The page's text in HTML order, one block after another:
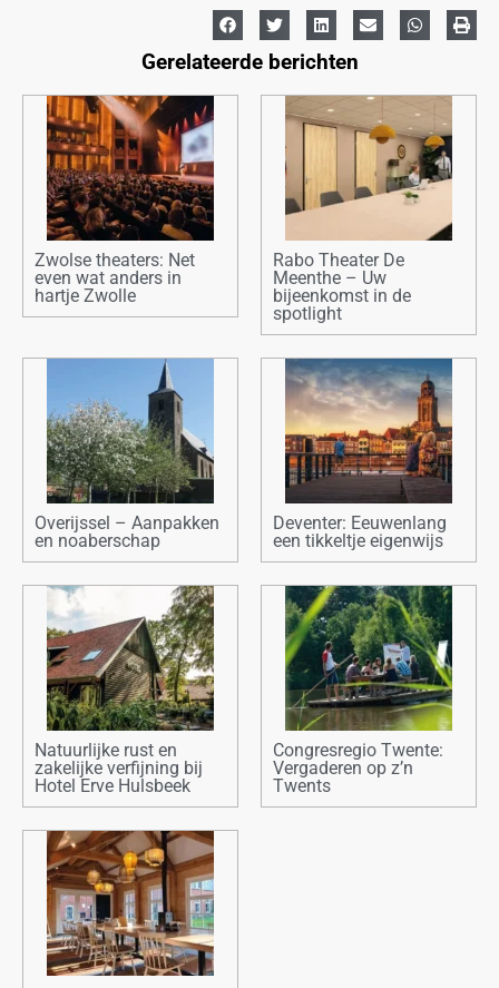
Gerelateerde berichten
Zwolse theaters: Net
even wat anders in
hartje Zwolle
Rabo Theater De
Meenthe – Uw
bijeenkomst in de
spotlight
Overijssel – Aanpakken
en noaberschap
Deventer: Eeuwenlang
een tikkeltje eigenwijs
Natuurlijke rust en
zakelijke verfijning bij
Hotel Erve Hulsbeek
Congresregio Twente:
Vergaderen op z’n
Twents